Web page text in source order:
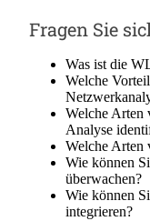
Fragen Sie
Was ist die
Welche
Welche Arten
Analyse
Welche
Wie können
überwachen?
Wie können
integrieren?